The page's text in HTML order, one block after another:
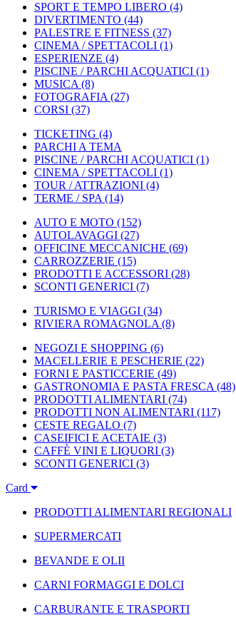
SPORT E TEMPO LIBERO (4)
DIVERTIMENTO (44)
PALESTRE E FITNESS (37)
CINEMA / SPETTACOLI (1)
ESPERIENZE (4)
PISCINE / PARCHI ACQUATICI (1)
MUSICA (8)
FOTOGRAFIA (27)
CORSI (37)
TICKETING (4)
PARCHI A TEMA
PISCINE / PARCHI ACQUATICI (1)
CINEMA / SPETTACOLI (1)
TOUR / ATTRAZIONI (4)
TERME / SPA (14)
AUTO E MOTO (152)
AUTOLAVAGGI (27)
OFFICINE MECCANICHE (69)
CARROZZERIE (15)
PRODOTTI E ACCESSORI (28)
SCONTI GENERICI (7)
TURISMO E VIAGGI (34)
RIVIERA ROMAGNOLA (8)
NEGOZI E SHOPPING (6)
MACELLERIE E PESCHERIE (22)
FORNI E PASTICCERIE (49)
GASTRONOMIA E PASTA FRESCA (48)
PRODOTTI ALIMENTARI (74)
PRODOTTI NON ALIMENTARI (117)
CESTE REGALO (7)
CASEIFICI E ACETAIE (3)
CAFFÈ VINI E LIQUORI (3)
SCONTI GENERICI (3)
Card
PRODOTTI ALIMENTARI REGIONALI
SUPERMERCATI
BEVANDE E OLII
CARNI FORMAGGI E DOLCI
CARBURANTE E TRASPORTI